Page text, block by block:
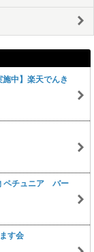
中】楽天でんき
ペチュニア バー
す会